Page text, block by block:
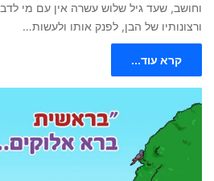
וחושב, שעד גיל שלוש עשרה אין עם מי
ורצונותיו של הבן, לפנק אותו ולעשות…
קרא עוד...